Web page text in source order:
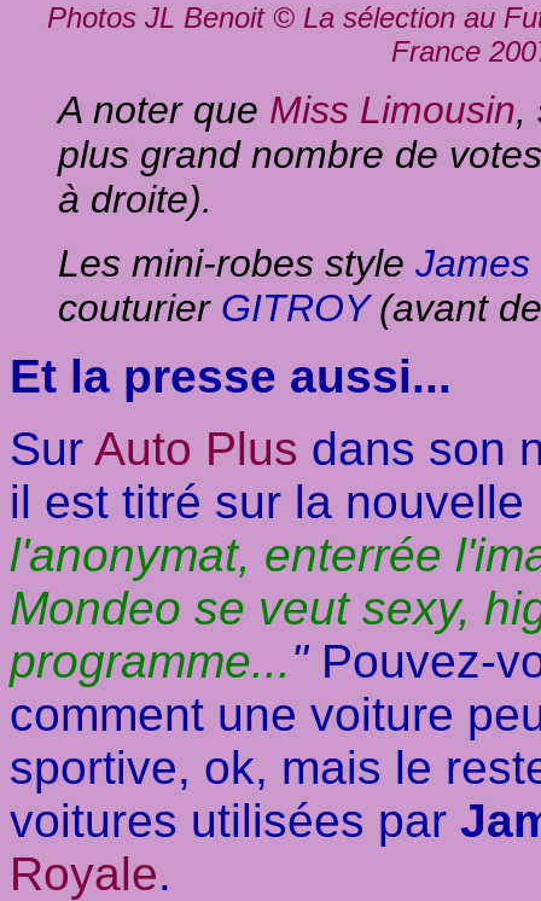
Photos JL Benoit © La sélection au
France
A noter que Miss Limousin,
plus grand nombre de
à droite).
Les mini-robes style James
couturier GITROY(avant
Et la presse aussi...
Sur Auto Plus dans son
il est titré sur la nouvelle
l'anonymat, enterrée
Mondeo se veut sexy,
programme..." Pouvez-
comment une voiture
sportive, ok, mais le
voitures utilisées par
Royale.